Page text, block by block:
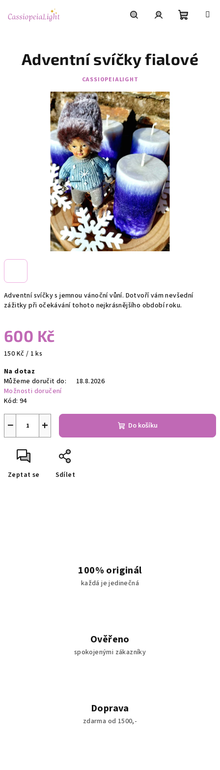
košík
Adventní svíčky s jemnou vánoční vůní. Dotvoří vám nevšední
zážitky při očekávání tohoto nejkrásnějšího období roku.
600 Kč
Měrná
150 Kč / 1 ks
Na dotaz
Můžeme doručit do:
18.8.2026
Možnosti doručení
Kód: 94
+
− Do košíku
Zeptat se Sdílet
Adventní svíčky fialové
CASSIOPEIALIGHT
100% originál
každá je jedinečná
Ověřeno
spokojenými zákazníky
Doprava
zdarma od 1500,-